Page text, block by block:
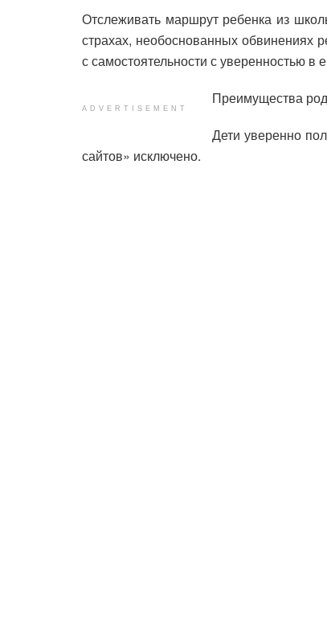
Отслеживать маршрут ребенка из
страхах, необоснованных обвинениях
с самостоятельности с уверенностью в
ADVERTISEMENT
Преимущества
Дети уверенно
сайтов» исключено.